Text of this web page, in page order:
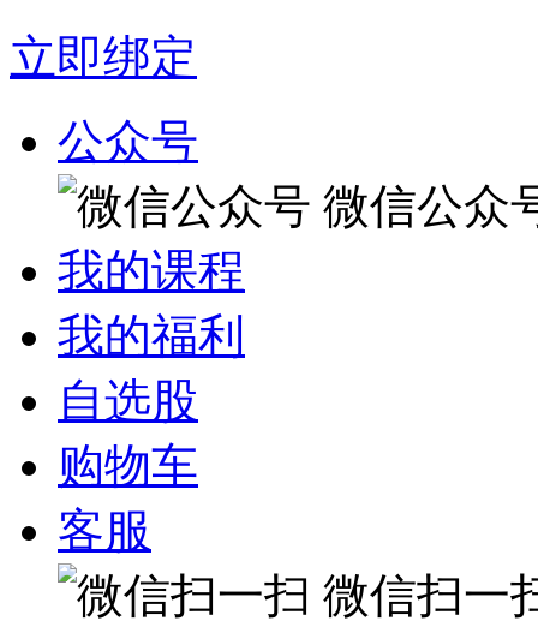
立即绑定
公众号
微信公众
我的课程
我的福利
自选股
购物车
客服
微信扫一